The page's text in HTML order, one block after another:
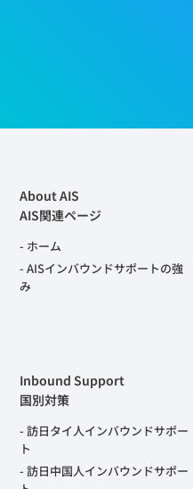
About AIS
AIS関連ページ
ホーム
AISインバウンドサポートの強
み
Inbound Support
国別対策
訪日タイ人インバウンドサポー
ト
訪日中国人インバウンドサポー